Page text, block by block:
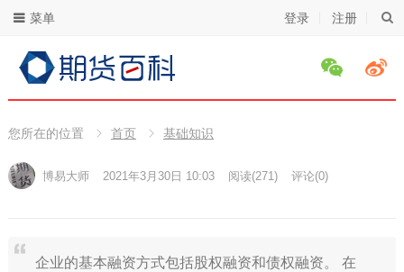
登录 注册
菜单
您所在的位置 首页 基础知识
博易大师 2021年3月30日 10:03 阅读(271) 评论(0)
企业的基本融资方式包括股权融资和债权融资。 在